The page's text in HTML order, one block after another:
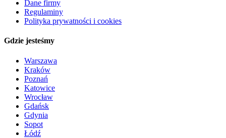
Dane firmy
Regulaminy
Polityka prywatności i cookies
Gdzie jesteśmy
Warszawa
Kraków
Poznań
Katowice
Wrocław
Gdańsk
Gdynia
Sopot
Łódź